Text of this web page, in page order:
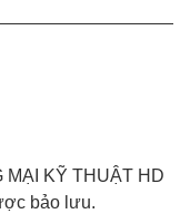
KỸ THUẬT HD
bảo lưu.